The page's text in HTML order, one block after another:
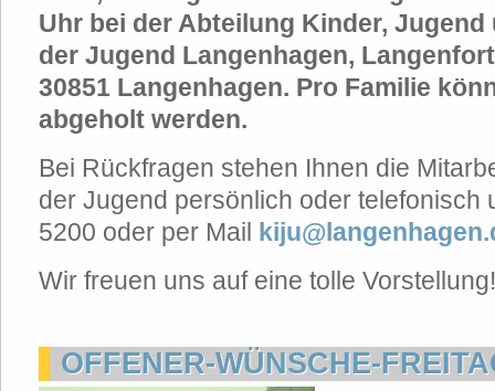
Uhr bei der Abteilung Kinder,
der Jugend Langenhagen,
30851 Langenhagen. Pro Familie
abgeholt werden.
Bei Rückfragen stehen Ihnen die
der Jugend persönlich oder telefonisch
5200 oder per Mail
Wir freuen uns auf eine tolle Vorstellung!
OFFENER-WÜNSCHE-